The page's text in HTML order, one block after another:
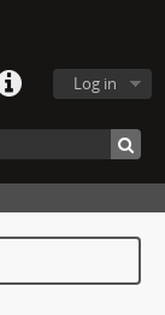
Log in